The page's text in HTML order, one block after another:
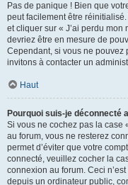
Pas de panique ! Bien que
peut facilement être
et cliquer sur « J’ai perdu
devriez être en mesure de
Cependant, si vous ne pouvez
invitons à contacter un
Haut
Pourquoi suis-je déconnecté
Si vous ne cochez pas la case
au forum, vous ne resterez
permet d’éviter que votre
connecté, veuillez cocher la
connexion au forum. Ceci
depuis un ordinateur public,